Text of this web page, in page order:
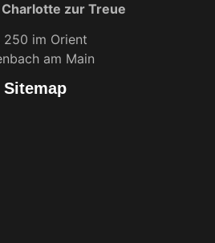
zur Treue
250 im Orient
am Main
Sitemap